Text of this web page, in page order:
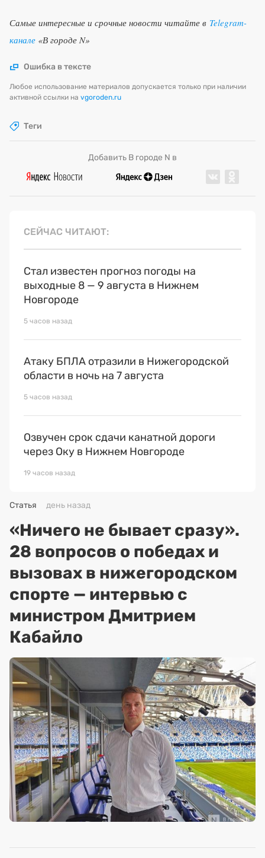
Самые интересные и срочные новости читайте в Telegram-
канале «В городе N»
Ошибка в тексте
Любое использование материалов допускается только при наличии
активной ссылки на vgoroden.ru
Теги
Добавить В городе N в
СЕЙЧАС ЧИТАЮТ
Стал известен прогноз погоды на
выходные 8 — 9 августа в Нижнем
Новгороде
5 часов назад
Атаку БПЛА отразили в Нижегородской
области в ночь на 7 августа
5 часов назад
Озвучен срок сдачи канатной дороги
через Оку в Нижнем Новгороде
19 часов назад
Статья день назад
«Ничего не бывает сразу».
28 вопросов о победах и
вызовах в нижегородском
спорте — интервью с
министром Дмитрием
Кабайло